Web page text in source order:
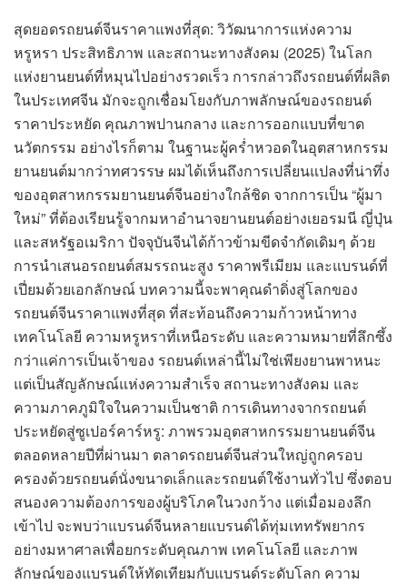
สุดยอดรถยนต์จีนราคาแพงที่สุด: วิวัฒนาการแห่งความ
หรูหรา ประสิทธิภาพ และสถานะทางสังคม (2025) ในโลก
แห่งยานยนต์ที่หมุนไปอย่างรวดเร็ว การกล่าวถึงรถยนต์ที่ผลิต
ในประเทศจีน มักจะถูกเชื่อมโยงกับภาพลักษณ์ของรถยนต์
ราคาประหยัด คุณภาพปานกลาง และการออกแบบที่ขาด
นวัตกรรม อย่างไรก็ตาม ในฐานะผู้คร่ำหวอดในอุตสาหกรรม
ยานยนต์มากว่าทศวรรษ ผมได้เห็นถึงการเปลี่ยนแปลงที่น่าทึ่ง
ของอุตสาหกรรมยานยนต์จีนอย่างใกล้ชิด จากการเป็น “ผู้มา
ใหม่” ที่ต้องเรียนรู้จากมหาอำนาจยานยนต์อย่างเยอรมนี ญี่ปุ่น
และสหรัฐอเมริกา ปัจจุบันจีนได้ก้าวข้ามขีดจำกัดเดิมๆ ด้วย
การนำเสนอรถยนต์สมรรถนะสูง ราคาพรีเมียม และแบรนด์ที่
เปี่ยมด้วยเอกลักษณ์ บทความนี้จะพาคุณดำดิ่งสู่โลกของ
รถยนต์จีนราคาแพงที่สุด ที่สะท้อนถึงความก้าวหน้าทาง
เทคโนโลยี ความหรูหราที่เหนือระดับ และความหมายที่ลึกซึ้ง
กว่าแค่การเป็นเจ้าของ รถยนต์เหล่านี้ไม่ใช่เพียงยานพาหนะ
แต่เป็นสัญลักษณ์แห่งความสำเร็จ สถานะทางสังคม และ
ความภาคภูมิใจในความเป็นชาติ การเดินทางจากรถยนต์
ประหยัดสู่ซูเปอร์คาร์หรู: ภาพรวมอุตสาหกรรมยานยนต์จีน
ตลอดหลายปีที่ผ่านมา ตลาดรถยนต์จีนส่วนใหญ่ถูกครอบ
ครองด้วยรถยนต์นั่งขนาดเล็กและรถยนต์ใช้งานทั่วไป ซึ่งตอบ
สนองความต้องการของผู้บริโภคในวงกว้าง แต่เมื่อมองลึก
เข้าไป จะพบว่าแบรนด์จีนหลายแบรนด์ได้ทุ่มเททรัพยากร
อย่างมหาศาลเพื่อยกระดับคุณภาพ เทคโนโลยี และภาพ
ลักษณ์ของแบรนด์ให้ทัดเทียมกับแบรนด์ระดับโลก ความ